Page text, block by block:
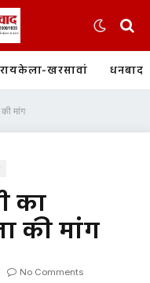
खरसावां धनबाद
मांग
का
की मांग
No Comments